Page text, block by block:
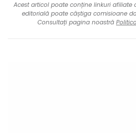
Acest articol poate conține linkuri afiliate
editorială poate câștiga comisioane
Consultați pagina noastră